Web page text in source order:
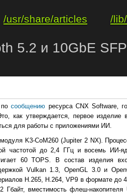
/usr/share/articles /
5.2 и 10GbE
посообщению ресурса CNX Software,
как утверждается, первое
для работы с приложениями ИИ.
K3-CoM260 (Jupiter 2 NX).
частотой до 2,4 ГГц и восемь ИИ-
60 TOPS. В состав изделия
Vulkan 1.3, OpenGL 3.0 и
H.265, H.264, VP9 в формате
Гбайт, вместимость флеш-